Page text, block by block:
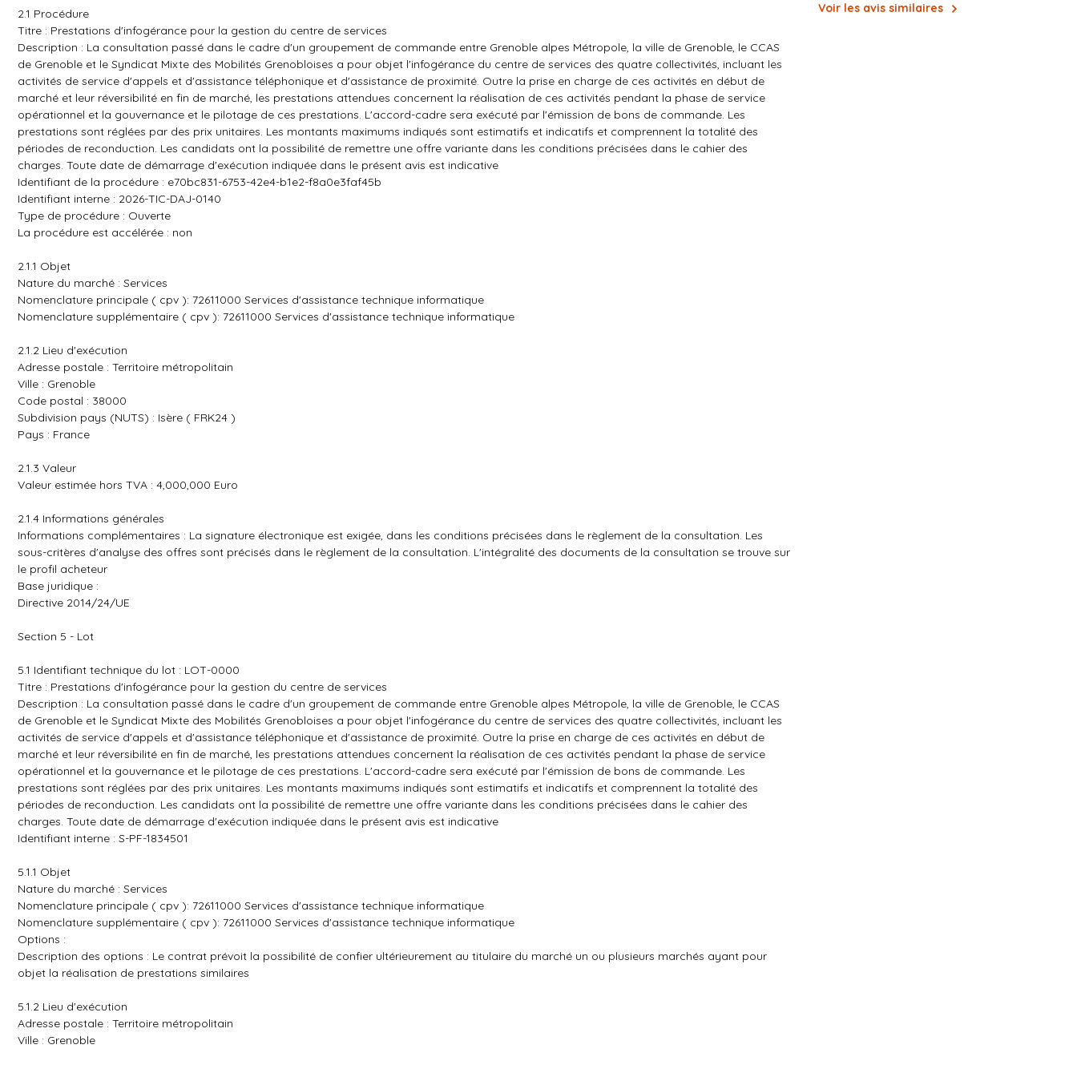
2.1 Procédure
Titre : Prestations d'infogérance pour la gestion du centre de services
Description : La consultation passé dans le cadre d'un groupement de commande entre Grenoble alpes Métropole, la ville de Grenoble, le CCAS
de Grenoble et le Syndicat Mixte des Mobilités Grenobloises a pour objet l'infogérance du centre de services des quatre collectivités, incluant les
activités de service d'appels et d'assistance téléphonique et d'assistance de proximité. Outre la prise en charge de ces activités en début de
marché et leur réversibilité en fin de marché, les prestations attendues concernent la réalisation de ces activités pendant la phase de service
opérationnel et la gouvernance et le pilotage de ces prestations. L'accord-cadre sera exécuté par l'émission de bons de commande. Les
prestations sont réglées par des prix unitaires. Les montants maximums indiqués sont estimatifs et indicatifs et comprennent la totalité des
périodes de reconduction. Les candidats ont la possibilité de remettre une offre variante dans les conditions précisées dans le cahier des
charges. Toute date de démarrage d'exécution indiquée dans le présent avis est indicative
Identifiant de la procédure : e70bc831-6753-42e4-b1e2-f8a0e3faf45b
Identifiant interne : 2026-TIC-DAJ-0140
Type de procédure : Ouverte
La procédure est accélérée : non
2.1.1 Objet
Nature du marché : Services
Nomenclature principale ( cpv ): 72611000 Services d'assistance technique informatique
Nomenclature supplémentaire ( cpv ): 72611000 Services d'assistance technique informatique
2.1.2 Lieu d'exécution
Adresse postale : Territoire métropolitain
Ville : Grenoble
Code postal : 38000
Subdivision pays (NUTS) : Isère ( FRK24 )
Pays : France
2.1.3 Valeur
Valeur estimée hors TVA : 4,000,000 Euro
2.1.4 Informations générales
Informations complémentaires : La signature électronique est exigée, dans les conditions précisées dans le règlement de la consultation. Les
sous-critères d'analyse des offres sont précisés dans le règlement de la consultation. L'intégralité des documents de la consultation se trouve sur
le profil acheteur
Base juridique :
Directive 2014/24/UE
Section 5 - Lot
5.1 Identifiant technique du lot : LOT-0000
Titre : Prestations d'infogérance pour la gestion du centre de services
Description : La consultation passé dans le cadre d'un groupement de commande entre Grenoble alpes Métropole, la ville de Grenoble, le CCAS
de Grenoble et le Syndicat Mixte des Mobilités Grenobloises a pour objet l'infogérance du centre de services des quatre collectivités, incluant les
activités de service d'appels et d'assistance téléphonique et d'assistance de proximité. Outre la prise en charge de ces activités en début de
marché et leur réversibilité en fin de marché, les prestations attendues concernent la réalisation de ces activités pendant la phase de service
opérationnel et la gouvernance et le pilotage de ces prestations. L'accord-cadre sera exécuté par l'émission de bons de commande. Les
prestations sont réglées par des prix unitaires. Les montants maximums indiqués sont estimatifs et indicatifs et comprennent la totalité des
périodes de reconduction. Les candidats ont la possibilité de remettre une offre variante dans les conditions précisées dans le cahier des
charges. Toute date de démarrage d'exécution indiquée dans le présent avis est indicative
Identifiant interne : S-PF-1834501
5.1.1 Objet
Nature du marché : Services
Nomenclature principale ( cpv ): 72611000 Services d'assistance technique informatique
Nomenclature supplémentaire ( cpv ): 72611000 Services d'assistance technique informatique
Options :
Description des options : Le contrat prévoit la possibilité de confier ultérieurement au titulaire du marché un ou plusieurs marchés ayant pour
objet la réalisation de prestations similaires
5.1.2 Lieu d'exécution
Adresse postale : Territoire métropolitain
Ville : Grenoble
Voir les avis similaires